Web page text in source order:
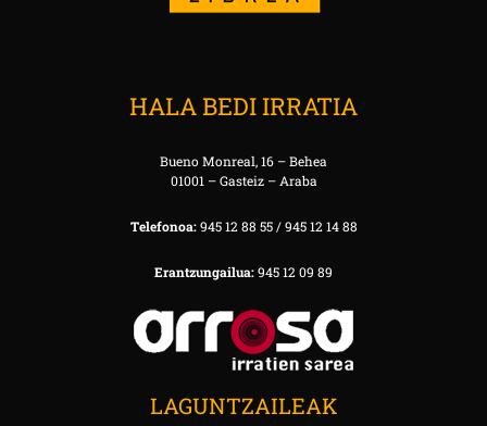
HALA BEDI IRRATIA
Bueno Monreal, 16 – Behea
01001 – Gasteiz – Araba
Telefonoa:945 12 88 55 / 945 12 14 88
Erantzungailua:945 12 09 89
LAGUNTZAILEAK